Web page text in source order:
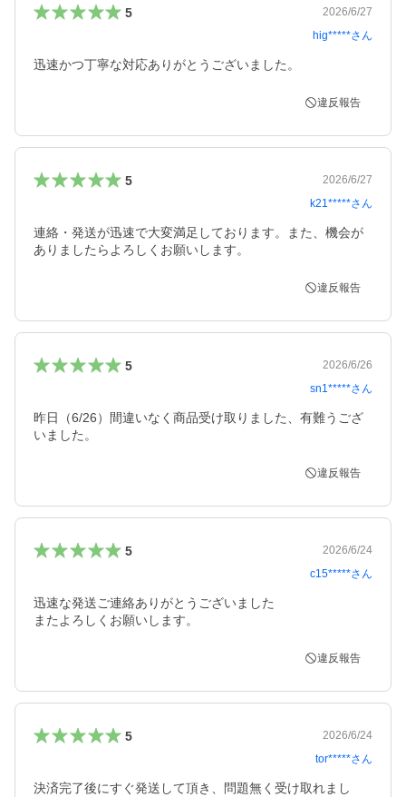
5
2026/6/27
hig*****さん
迅速かつ丁寧な対応ありがとうございました。
違反報告
5
2026/6/27
k21*****さん
連絡・発送が迅速で大変満足しております。また、機会が
ありましたらよろしくお願いします。
違反報告
5
2026/6/26
sn1*****さん
昨日（6/26）間違いなく商品受け取りました、有難うござ
いました。
違反報告
5
2026/6/24
c15*****さん
迅速な発送ご連絡ありがとうございました
またよろしくお願いします。
違反報告
5
2026/6/24
tor*****さん
決済完了後にすぐ発送して頂き、問題無く受け取れまし